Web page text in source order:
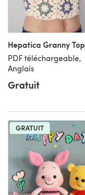
Hepatica Granny Top
PDF téléchargeable,
Anglais
Gratuit
GRATUIT